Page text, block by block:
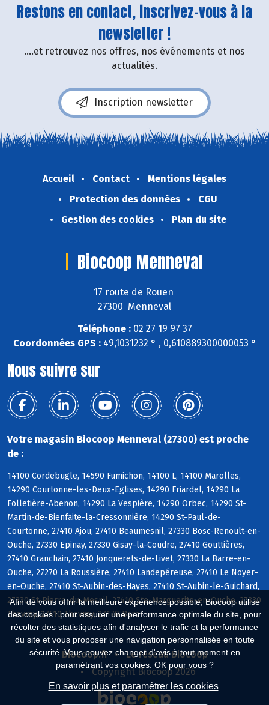
Afin de vous offrir la meilleure expérience possible, Biocoop utilise
des cookies : pour assurer une performance optimale du site, pour
récolter des statistiques afin d'analyser le trafic et la performance
du site et vous proposer une navigation personnalisée en toute
sécurité. Vous pouvez changer d'avis à tout moment en
paramétrant vos cookies. OK pour vous ?
En savoir plus et paramétrer les cookies
Restons en contact, inscrivez-vous à la
newsletter !
....et retrouvez nos offres, nos événements et nos
actualités.
Inscription newsletter
Accueil Contact
Mentions légales
Protection des données
CGU
Gestion des cookies
Plan du site
Biocoop Menneval
17 route de Rouen
27300 Menneval
Téléphone :02 27 19 97 37
Coordonnées GPS :49,1031232 ° , 0,610889300000053 °
Nous suivre sur
Votre magasin Biocoop Menneval (27300) est proche
de :
14100 Cordebugle, 14590 Fumichon, 14100 L, 14100 Marolles,
14290 Courtonne-les-Deux-Eglises, 14290 Friardel, 14290 La
Folletière-Abenon, 14290 La Vespière, 14290 Orbec, 14290 St-
Martin-de-Bienfaite-la-Cressonnière, 14290 St-Paul-de-
Courtonne, 27410 Ajou, 27410 Beaumesnil, 27330 Bosc-Renoult-en-
Ouche, 27330 Epinay, 27330 Gisay-la-Coudre, 27410 Gouttières,
27410 Granchain, 27410 Jonquerets-de-Livet, 27330 La Barre-en-
Ouche, 27270 La Roussière, 27410 Landepéreuse, 27410 Le Noyer-
en-Ouche, 27410 St-Aubin-des-Hayes, 27410 St-Aubin-le-Guichard,
27330 St-Pierre-du-Mesnil, 27410 Ste-Marguerite-en-Ouche, 27330
Thevray, 27410 Thevray, 27170 Barc
Biocoop.fr
Le réseau Biocoop
Copyright Biocoop 2026